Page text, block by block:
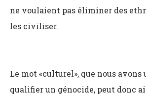
ne voulaient pas éliminer des
les civiliser.
Le mot «culturel», que nous
qualifier un génocide, peut donc